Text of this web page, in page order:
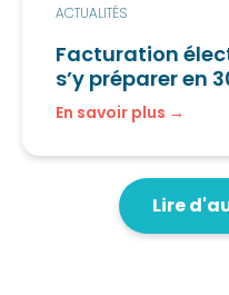
ACTUALITÉS
Facturation
s’y préparer en
En savoir plus
Lire